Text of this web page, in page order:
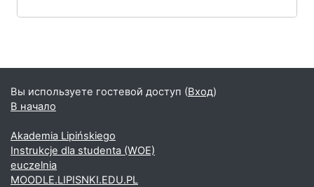
Вы используете гостевой доступ (Вход)
В начало
Akademia Lipińskiego
Instrukcje dla studenta (WOE)
euczelnia
MOODLE.LIPISNKI.EDU.PL